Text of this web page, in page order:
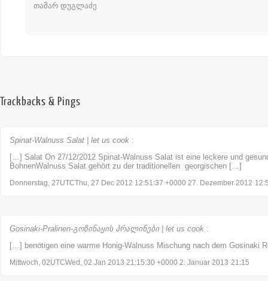
თამარ დუგლაძე
Trackbacks & Pings
Spinat-Walnuss Salat | let us cook :
[…] Salat On 27/12/2012 Spinat-Walnuss Salat ist eine leckere und
BohnenWalnuss Salat gehört zu der traditionellen georgischen […]
Donnerstag, 27UTCThu, 27 Dec 2012 12:51:37 +0000 27. Dezember 2012
Gosinaki-Pralinen-გოზინაყის პრალინები | let us cook :
[…] benötigen eine warme Honig-Walnuss Mischung nach dem Gosinaki
Mittwoch, 02UTCWed, 02 Jan 2013 21:15:30 +0000 2. Januar 2013 21:15